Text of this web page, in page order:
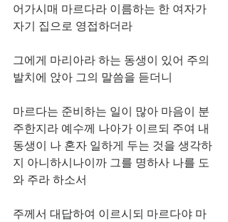
어가시매 마르다라 이름하는 한 여자가
자기 집으로 영접하더라
그에게 마리아라 하는 동생이 있어 주의
발치에 앉아 그의 말씀을 듣더니
마르다는 준비하는 일이 많아 마음이 분
주한지라 예수께 나아가 이르되 주여 내
동생이 나 혼자 일하게 두는 것을 생각하
지 아니하시나이까 그를 명하사 나를 도
와 주라 하소서
주께서 대답하여 이르시되 마르다야 마